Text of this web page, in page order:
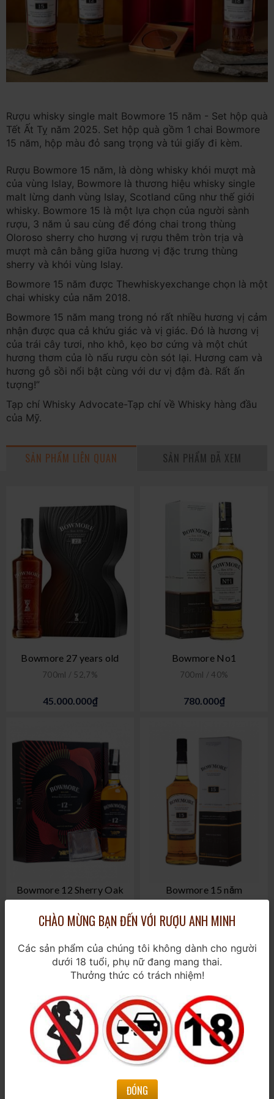
Rượu whisky single malt Bowmore 15 năm - Set hộp quà
Tết Ất Tỵ năm 2025. Set hộp quà gồm 1 chai Bowmore
15 năm, hộp màu đỏ sang trọng và túi giấy đi kèm.
Rượu Bowmore 15 năm, là dòng whisky khói mượt mà
của vùng Islay, Bowmore là thương hiệu whisky single
malt lừng danh vùng Islay, Scotland cũng như thế giới
whisky. Bowmore 15 là một lựa chọn của người sành
rượu, 3 năm ủ sau cùng để đóng chai trong thùng
Oloroso sherry cho hương vị rượu thêm tròn trịa và
mượt mà cân bằng giữa hương vị đặc trưng thùng
sherry và khói vùng Islay.
Bowmore 15 năm được Thewhiskyexchange chọn là một
chai whisky của năm 2018.
Bowmore 15 năm mang trong nó rất nhiều hương vị cảm
nhận được qua cả khứu giác và vị giác. Đó là hương vị
của trái cây tươi, nho khô, kẹo bơ cứng và một chút
hương thơm của lò nấu rượu còn sót lại. Hương cam và
hương gỗ sồi nổi bật cùng với dư vị đậm đà. Rất ấn
tượng!”
Tạp chí Whisky Advocate-Tạp chí về Whisky hàng đầu
của Mỹ.
SẢN PHẨM LIÊN QUAN SẢN PHẨM ĐÃ XEM
Bowmore 27 years old
700ml / 52,7%
45.000.000₫
Bowmore No1
700ml / 40%
780.000₫
Bowmore 12 Sherry Oak
700ml / 40%
1.650.000₫
Bowmore 15 năm
1.600.000₫
CHÀO MỪNG BẠN ĐẾN VỚI RƯỢU ANH MINH
Các sản phẩm của chúng tôi không dành cho người
dưới 18 tuổi, phụ nữ đang mang thai.
Thưởng thức có trách nhiệm!
ĐÓNG